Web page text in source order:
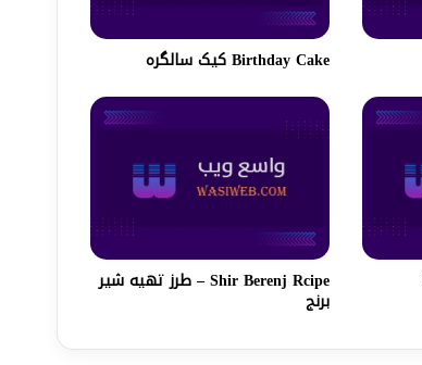
Birthday Cake کیک سالگره
Shir Berenj Rcipe – طرز تهیه شیر
برنج